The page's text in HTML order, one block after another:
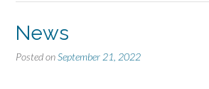
News
Posted onSeptember 21, 2022